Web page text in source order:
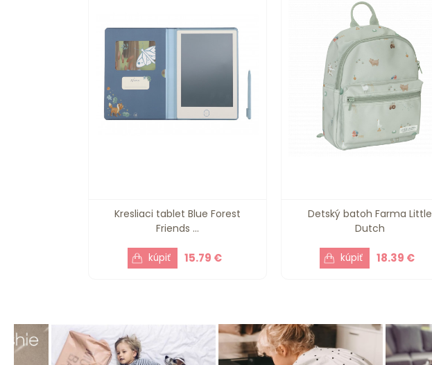
Kresliaci tablet Blue Forest
Friends ...
15.79 €
Detský batoh Farma Little
Dutch
18.39 €